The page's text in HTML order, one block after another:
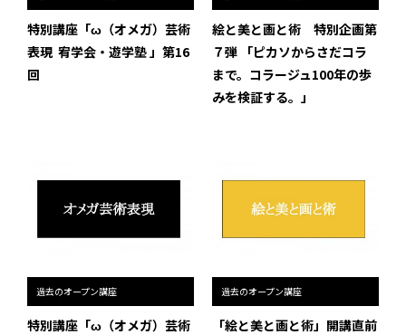
特別講座「ω（オメガ）芸術
表現 ―― 宥学会・遊学塾 」第16
回
絵と美と画と術 特別企画第
７弾 「ピカソからさだコラ
まで。コラージュ100年の歩
みを検証する。」
過去のオープン講座
特別講座「ω（オメガ）芸術
過去のオープン講座
「絵と美と画と術」開講直前